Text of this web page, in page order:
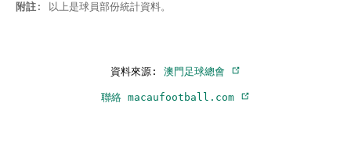
附註 : 以上是球員部份統計資料。
資料來源: 澳門足球總會
聯絡 macaufootball.com